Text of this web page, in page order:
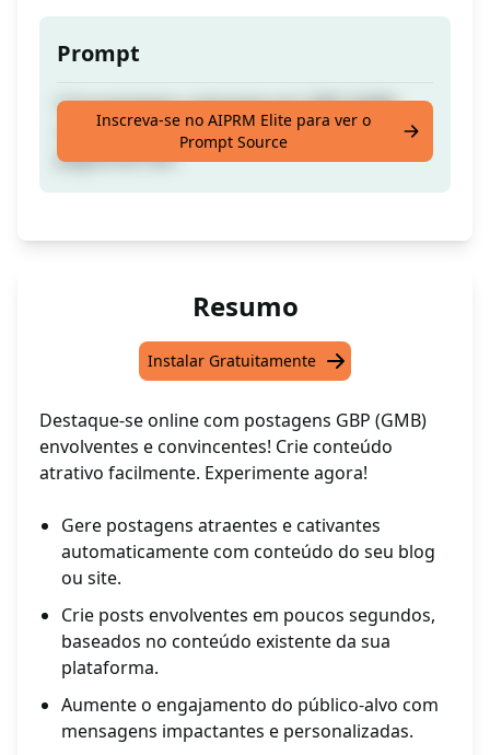
Prompt
Crie postagens cativantes em GBP (GMB)
com base no conteúdo do seu blog ou
página do site.
Inscreva-se no AIPRM Elite para ver o
Prompt Source
Resumo
Instalar Gratuitamente
Destaque-se online com postagens GBP (GMB)
envolventes e convincentes! Crie conteúdo
atrativo facilmente. Experimente agora!
Gere postagens atraentes e cativantes
automaticamente com conteúdo do seu blog
ou site.
Crie posts envolventes em poucos segundos,
baseados no conteúdo existente da sua
plataforma.
Aumente o engajamento do público-alvo com
mensagens impactantes e personalizadas.